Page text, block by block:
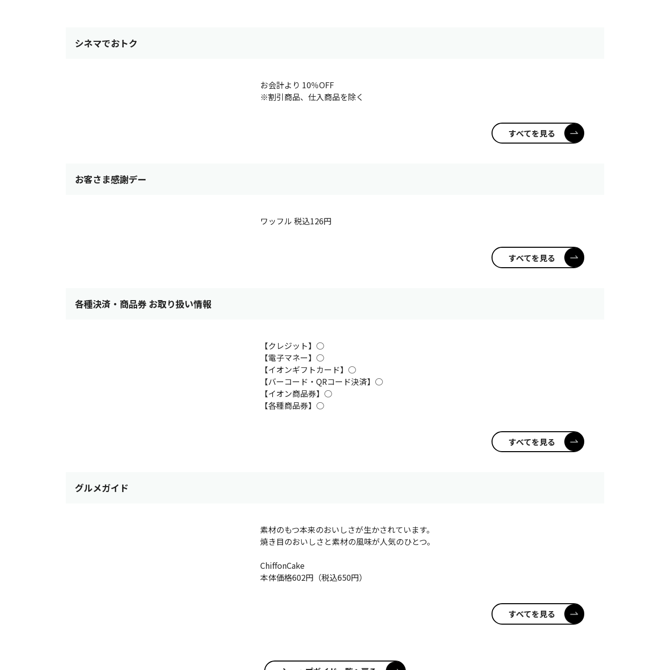
シネマでおトク
お会計より 10％OFF
※割引商品、仕入商品を除く
すべてを見る
お客さま感謝デー
ワッフル 税込126円
すべてを見る
各種決済・商品券 お取り扱い情報
【クレジット】○
【電子マネー】○
【イオンギフトカード】○
【バーコード・QRコード決済】○
【イオン商品券】○
【各種商品券】○
すべてを見る
グルメガイド
素材のもつ本来のおいしさが生かされています。
焼き目のおいしさと素材の風味が人気のひとつ。
ChiffonCake
本体価格602円（税込650円）
すべてを見る